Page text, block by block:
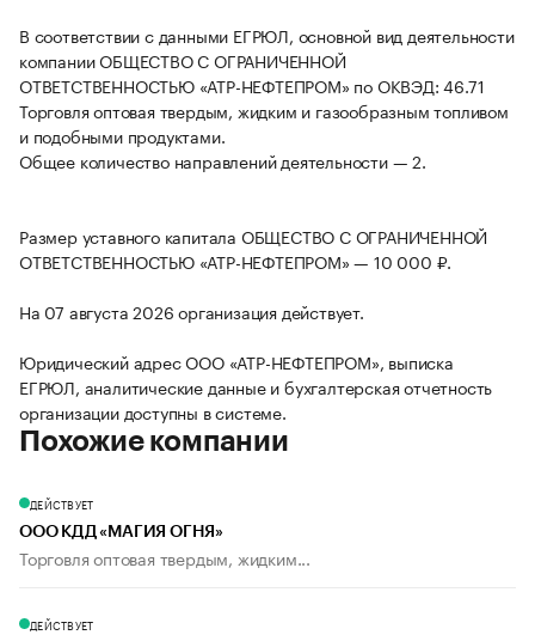
В соответствии с данными ЕГРЮЛ, основной вид деятельности
компании ОБЩЕСТВО С ОГРАНИЧЕННОЙ
ОТВЕТСТВЕННОСТЬЮ «АТР-НЕФТЕПРОМ» по ОКВЭД: 46.71
Торговля оптовая твердым, жидким и газообразным топливом
и подобными продуктами.
Общее количество направлений деятельности — 2.
Размер уставного капитала ОБЩЕСТВО С ОГРАНИЧЕННОЙ
ОТВЕТСТВЕННОСТЬЮ «АТР-НЕФТЕПРОМ» — 10 000 ₽.
На 07 августа 2026 организация действует.
Юридический адрес ООО «АТР-НЕФТЕПРОМ», выписка
ЕГРЮЛ, аналитические данные и бухгалтерская отчетность
организации доступны в системе.
Похожие компании
ДЕЙСТВУЕТ
ООО КДД «МАГИЯ ОГНЯ»
Торговля оптовая твердым, жидким...
ДЕЙСТВУЕТ